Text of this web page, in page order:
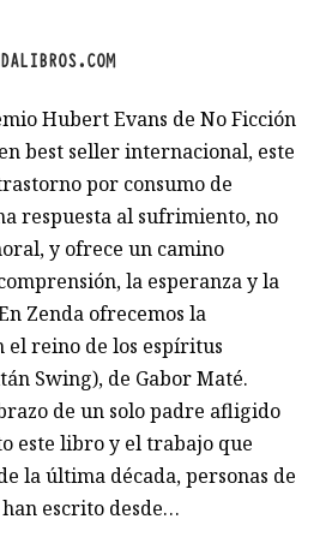
Hubert Evans de No Ficción
best seller internacional, este
por consumo de
respuesta al sufrimiento, no
y ofrece un camino
la esperanza y la
Zenda ofrecemos la
el reino de los espíritus
Swing), de Gabor Maté.
de un solo padre afligido
este libro y el trabajo que
la última década, personas de
escrito desde…